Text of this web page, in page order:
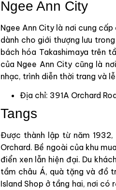
Ngee Ann City
Ngee Ann City là nơi cung
dành cho giới thượng lưu
bách hóa Takashimaya trên
của Ngee Ann City cũng là
nhạc, trình diễn thời trang và
Địa chỉ: 391A Orchard
Tangs
Được thành lập từ năm
Orchard. Bề ngoài của khu
điển xen lẫn hiện đại. Du
tầm châu Á, quà tặng và đồ
Island Shop ở tầng hai, nơi có